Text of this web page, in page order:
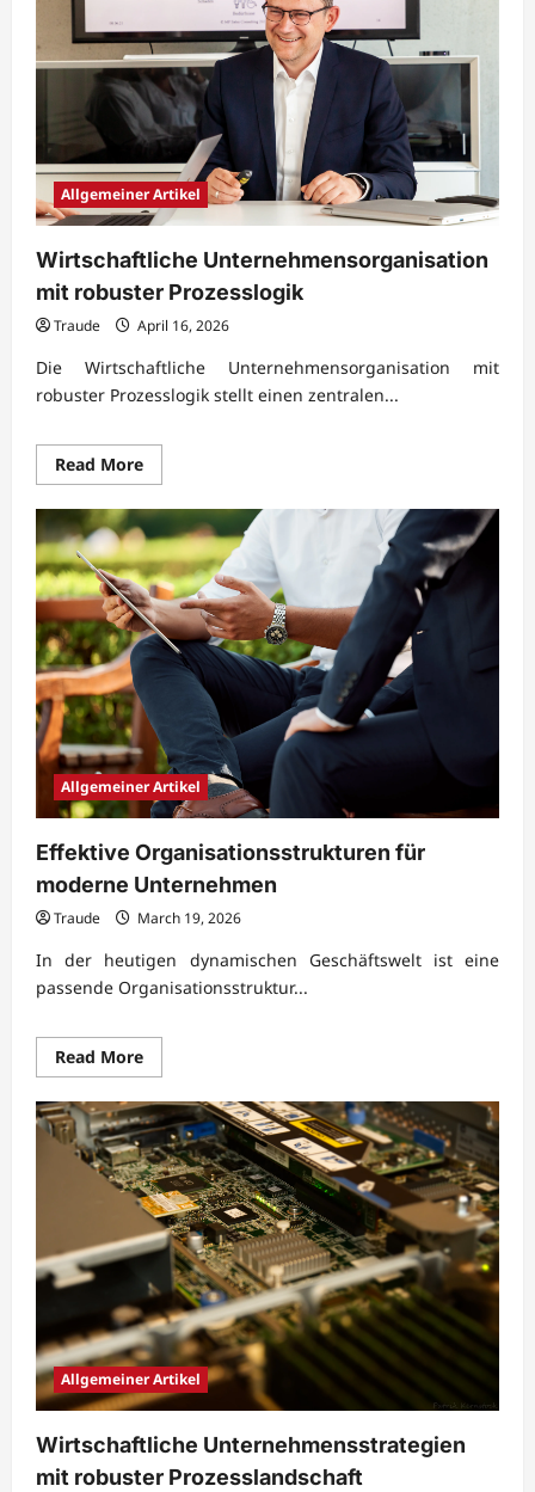
Allgemeiner Artikel
Wirtschaftliche Unternehmensorganisation
mit robuster Prozesslogik
Traude April 16, 2026
Die Wirtschaftliche Unternehmensorganisation mit
robuster Prozesslogik stellt einen zentralen...
Read MoreRead
more
Wirtschaftliche
Unternehmensorganisation
mit
robuster
Prozesslogik
Allgemeiner Artikel
Effektive Organisationsstrukturen für
moderne Unternehmen
Traude March 19, 2026
In der heutigen dynamischen Geschäftswelt ist eine
passende Organisationsstruktur...
Read MoreRead
more
Effektive
Organisationsstrukturen
für
moderne
Unternehmen
Allgemeiner Artikel
Wirtschaftliche Unternehmensstrategien
mit robuster Prozesslandschaft